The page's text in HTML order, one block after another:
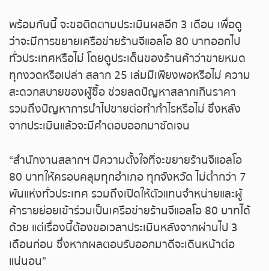
หวยหุ้นฮั่งเส็ง บ่าย
หวยหุ้นจีน เช้า
หวยหุ้นจีน บ่าย
หวยหุ้นไต้หวัน
หวยหุ้นสิงคโปร์
หวยหุ้นอิยิป
หวยหุ้นเยอรมัน
หวยหุ้นอังกฤษ
พร้อมกันนี้ จะขอติดตามประเมินผลอีก 3 เดือน เพื่อดู
ว่าจะมีการขยายเครือข่ายร้านจีแอลโอ 80 บาทออกไป
ทั่วประเทศหรือไม่ โดยดูประเด็นของร้านค้าว่าขายหมด
ทุกงวดหรือเปล่า สลาก 25 เล่มมีเพียงพอหรือไม่ ความ
สะดวกสบายของผู้ซื้อ ช่วยลดปัญหาสลากเกินราคา
รวมถึงปัญหาการนำไปขายต่อทำกำไรหรือไม่ ซึ่งหลัง
จากประเมินแล้วจะมีคำตอบออกมาชัดเจน
“สำนักงานสลากฯ มีความตั้งใจที่จะขยายร้านจีแอลโอ
80 บาทให้ครอบคลุมทุกอำเภอ ทุกจังหวัด ไม่ต่ำกว่า 7
พันแห่งทั่วประเทศ รวมถึงเปิดให้ตัวแทนจำหน่ายและผู้
ค้ารายย่อยเข้าร่วมเป็นเครือข่ายร้านจีแอลโอ 80 บาทได้
ด้วย แต่เรื่องนี้ต้องขอเวลาประเมินหลังจากผ่านไป 3
เดือนก่อน ซึ่งหากผลตอบรับออกมาดีจะเดินหน้าต่อ
แน่นอน”